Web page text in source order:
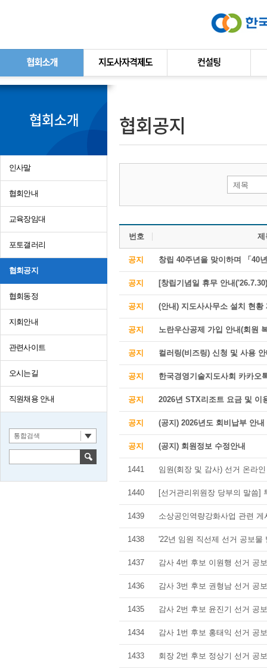
인사말
협회안내
교육장임대
포토갤러리
협회공지
협회동정
지회안내
관련사이트
오시는길
직원채용 안내
통합검색
제목
번호 제
공지 창립 40주년을 맞이하며 「40
공지 [창립기념일 휴무 안내
공지 (안내) 지도사사무소 설치 현황
공지 노란우산공제 가입 안내(회원
공지 컬러링(비즈링) 신청 및 사용
공지 한국경영기술지도사회 카카오
공지 2026년 STX리조트 요금 및 이
공지 (공지) 2026년도 회비납부 안내
공지 (공지) 회원정보 수정안내
1441 임원(회장 및 감사) 선거 온라
1440 [선거관리위원장 당부의 말씀]
1439 소상공인역량강화사업 관련 게
1438 '22년 임원 직선제 선거 공보물
1437 감사 4번 후보 이원행 선거 공
1436 감사 3번 후보 권형남 선거 공
1435 감사 2번 후보 윤진기 선거 공
1434 감사 1번 후보 홍태익 선거 공
1433 회장 2번 후보 정상기 선거 공